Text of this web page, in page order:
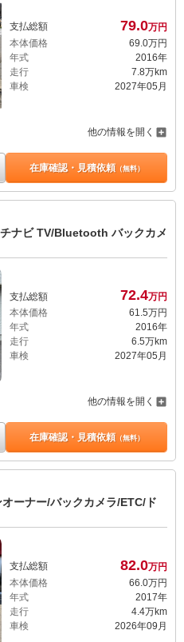
支払総額 79.0万円
本体価格
69. 0万円
年式
2016年
走行
7.8万km
車検
2027年05月
他の情報を開く
在庫確認・見積依頼（無料）
ナビ TV/Bluetooth バックカメ
支払総額 72.4万円
本体価格
61.5万円
年式
2016年
走行
6.5万km
車検
2027年05月
他の情報を開く
在庫確認・見積依頼（無料）
ーナー/バックカメラ/ETC/ド
支払総額 82.0万円
本体価格
66. 0万円
年式
2017年
走行
4.4万km
車検
2026年09月